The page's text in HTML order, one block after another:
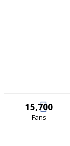
15,700
Fans